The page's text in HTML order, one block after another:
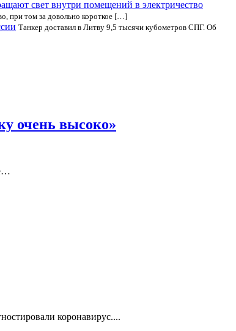
свет внутри помещений в электричество
при том за довольно короткое […]
Танкер доставил в Литву 9,5 тысячи кубометров СПГ. Об
очень высоко»
коронавирус....